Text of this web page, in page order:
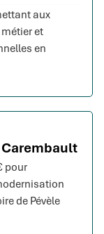
aux
et
en
Carembault
pour
de Pévèle